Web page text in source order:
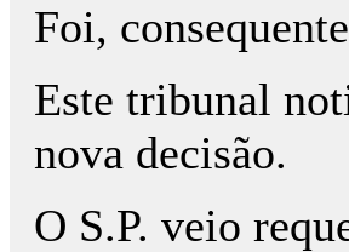
Foi,
Este tribunal
nova decisão.
O S.P. veio